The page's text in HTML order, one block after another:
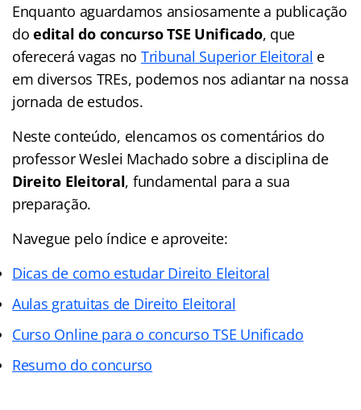
Enquanto aguardamos ansiosamente a publicação
doedital do concurso TSE Unificado, que
oferecerá vagas no Tribunal Superior Eleitoral e
em diversos TREs, podemos nos adiantar na nossa
jornada de estudos.
Neste conteúdo, elencamos os comentários do
professor Weslei Machado sobre a disciplina de
Direito Eleitoral, fundamental para a sua
preparação.
Navegue pelo índice e aproveite:
Dicas de como estudar Direito Eleitoral
Aulas gratuitas de Direito Eleitoral
Curso Online para o concurso TSE Unificado
Resumo do concurso